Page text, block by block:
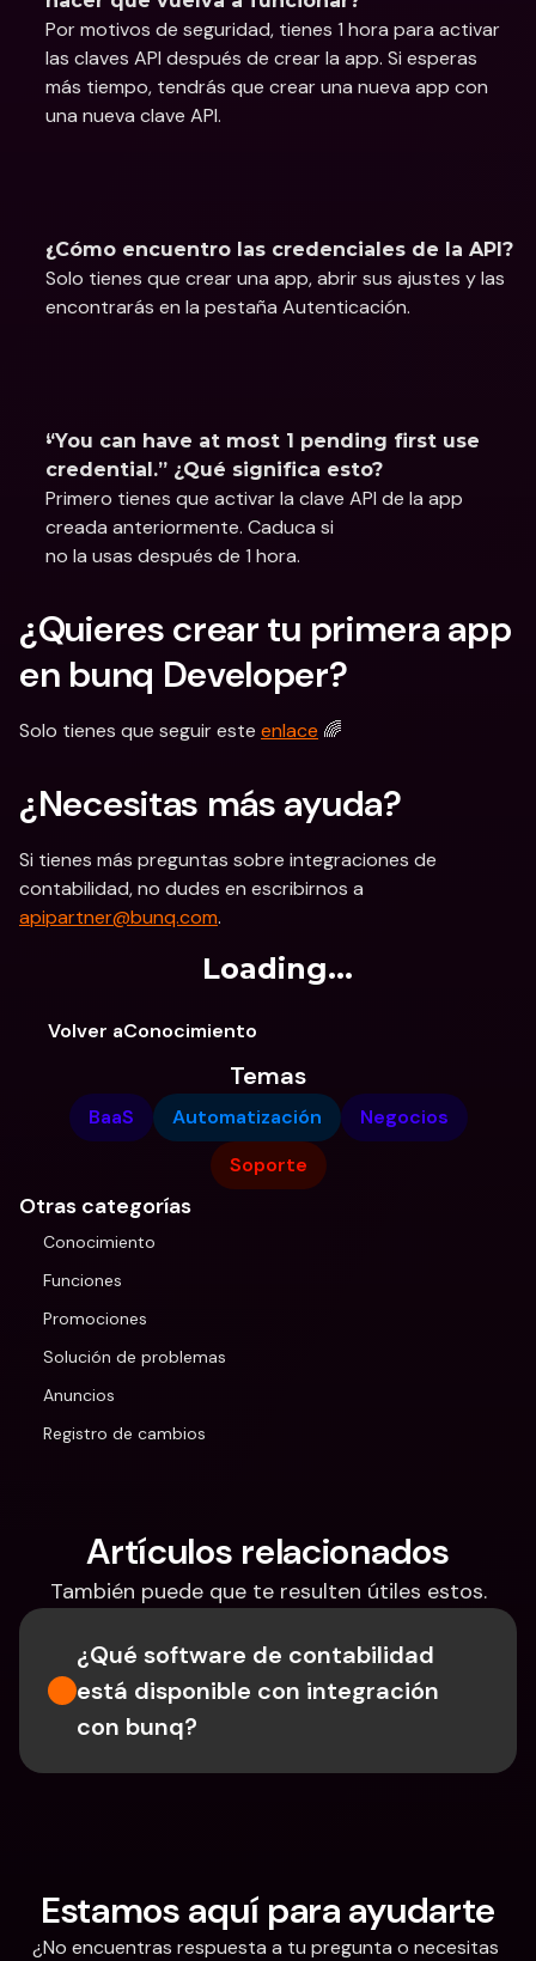
Por motivos de seguridad, tienes 1 hora para activar
las claves API después de crear la app. Si esperas
más tiempo, tendrás que crear una nueva app con
una nueva clave API.
¿Cómo encuentro las credenciales de la API?
Solo tienes que crear una app, abrir sus ajustes y las
encontrarás en la pestaña Autenticación.
“You can have at most 1 pending first use
credential.” ¿Qué significa esto?
Primero tienes que activar la clave API de la app
creada anteriormente. Caduca si
no la usas después de 1 hora.
¿Quieres crear tu primera app
en bunq Developer?
Solo tienes que seguir este enlace 🌈
¿Necesitas más ayuda?
Si tienes más preguntas sobre integraciones de
apipartner@bunq.com.
Loading...
Volver aConocimiento
Temas
BaaS Automatización
Negocios
Soporte
Otras categorías
Conocimiento
Funciones
Promociones
Solución de problemas
Anuncios
Registro de cambios
Artículos relacionados
También puede que te resulten útiles estos.
¿Qué software de contabilidad
está disponible con integración
con bunq?
Estamos aquí para ayudarte
¿No encuentras respuesta a tu pregunta o necesitas